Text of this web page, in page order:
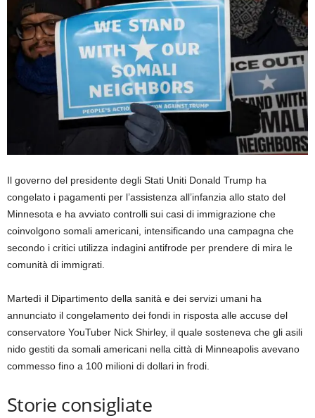
Il governo del presidente degli Stati Uniti Donald Trump ha
congelato i pagamenti per l’assistenza all’infanzia allo stato del
Minnesota e ha avviato controlli sui casi di immigrazione che
coinvolgono somali americani, intensificando una campagna che
secondo i critici utilizza indagini antifrode per prendere di mira le
comunità di immigrati.
Martedì il Dipartimento della sanità e dei servizi umani ha
annunciato il congelamento dei fondi in risposta alle accuse del
conservatore YouTuber Nick Shirley, il quale sosteneva che gli asili
nido gestiti da somali americani nella città di Minneapolis avevano
commesso fino a 100 milioni di dollari in frodi.
Storie consigliate